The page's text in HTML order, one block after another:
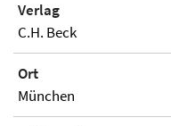
Verlag
C.H. Beck
Ort
München